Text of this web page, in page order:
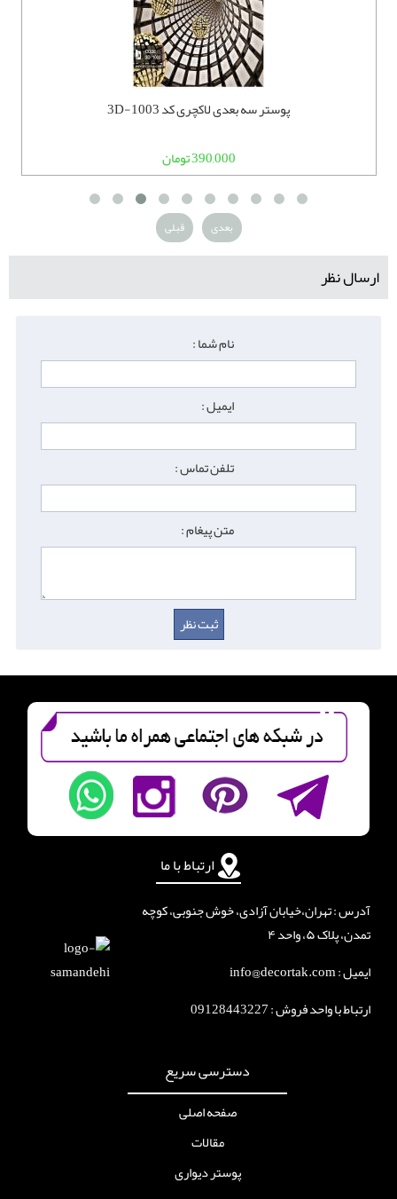
پوستر سه بعدی لاکچری کد 3D-1003
390,000 تومان
قبلی بعدی
ارسال نظر
نام شما :
ایمیل :
تلفن تماس :
متن پیغام :
دسترسی سریع
صفحه اصلی
مقالات
پوستر دیواری
ارتباط با ما
آدرس : تهران،خیابان آزادی، خوش جنوبی، کوچه
تمدن، پلاک ۵، واحد ۴
ایمیل : info@decortak.com
ارتباط با واحد فروش :09128443227